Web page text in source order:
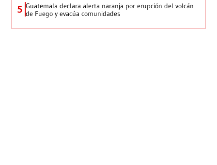
5 Guatemala declara alerta naranja por erupción del volcán
de Fuego y evacúa comunidades